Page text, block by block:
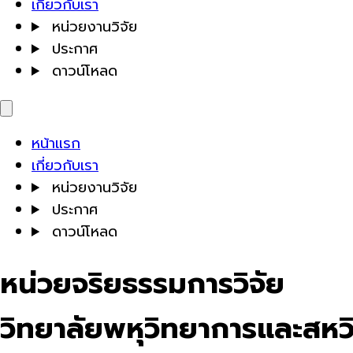
เกี่ยวกับเรา
หน่วยงานวิจัย
ประกาศ
ดาวน์โหลด
หน้าแรก
เกี่ยวกับเรา
หน่วยงานวิจัย
ประกาศ
ดาวน์โหลด
หน่วยจริยธรรมการวิจัย
วิทยาลัยพหุวิทยาการและสห